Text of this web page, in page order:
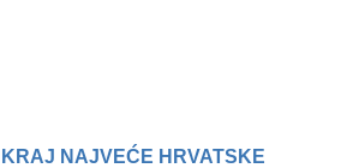
KRAJ NAJVEĆE HRVATSKE